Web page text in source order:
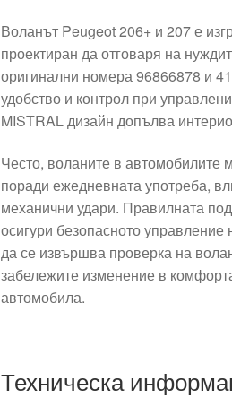
Воланът Peugeot 206+ и 207 е
проектиран да отговаря на
оригинални номера 96866878 и
удобство и контрол при
MISTRAL дизайн допълва
Често, воланите в автомобилите
поради ежедневната употреба,
механични удари. Правилната
осигури безопасното
да се извършва проверка на
забележите изменение в
автомобила.
Техническа